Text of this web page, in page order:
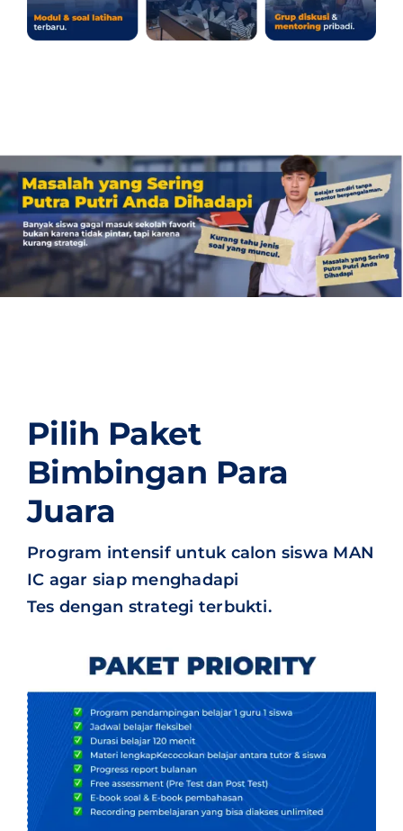
Pilih Paket
Bimbingan Para
Juara
Program intensif untuk calon siswa MAN
IC agar siap menghadapi
Tes dengan strategi terbukti.